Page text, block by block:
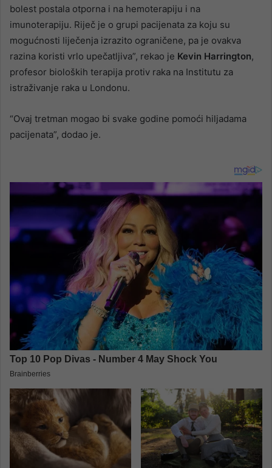
bolest postala otporna i na hemoterapiju i na
imunoterapiju. Riječ je o grupi pacijenata za koju su
mogućnosti liječenja izrazito ograničene, pa je ovakva
razina koristi vrlo upečatljiva”, rekao je Kevin Harrington,
profesor bioloških terapija protiv raka na Institutu za
istraživanje raka u Londonu.
“Ovaj tretman mogao bi svake godine pomoći hiljadama
pacijenata”, dodao je.